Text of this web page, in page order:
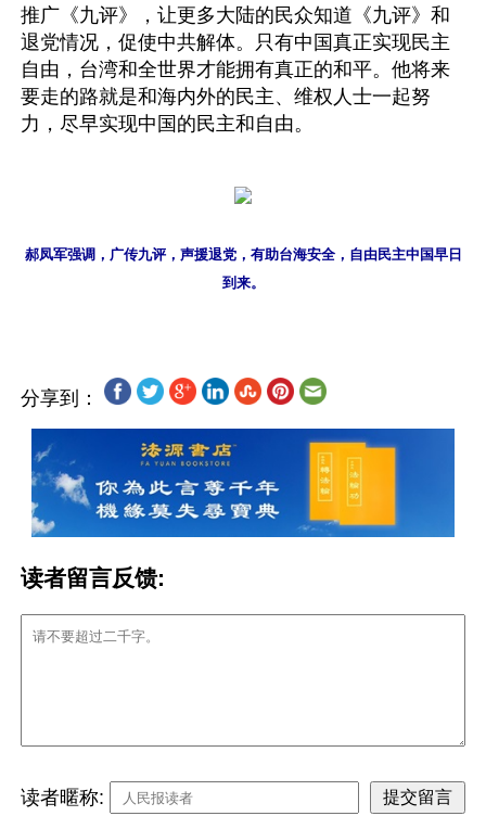
推广《九评》，让更多大陆的民众知道《九评》和
退党情况，促使中共解体。只有中国真正实现民主
自由，台湾和全世界才能拥有真正的和平。他将来
要走的路就是和海内外的民主、维权人士一起努
力，尽早实现中国的民主和自由。
郝凤军强调，广传九评，声援退党，有助台海安全，自由民主中国早日
到来。
分享到：
读者留言反馈:
读者暱称: